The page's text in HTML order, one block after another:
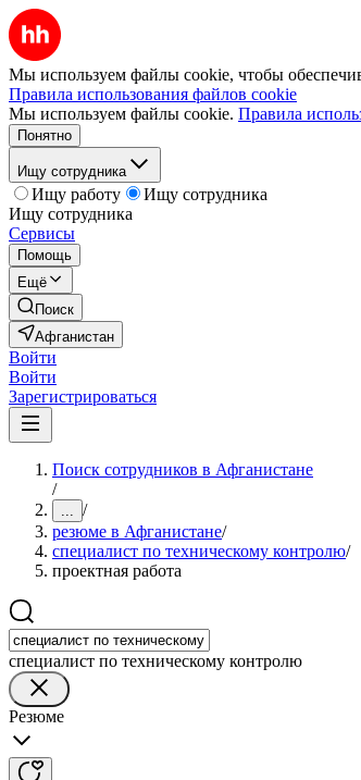
Мы используем файлы cookie, чтобы
Правила использования файлов cookie
Мы используем файлы cookie. Правила
Понятно
Ищу сотрудника
Ищу работу
Ищу сотрудника
Ищу сотрудника
Сервисы
Помощь
Ещё
Поиск
Афганистан
Войти
Войти
Зарегистрироваться
Поиск сотрудников в Афганистане
/
... /
резюме в Афганистане/
специалист по техническому контролю/
проектная работа
специалист по техническому контролю
Резюме